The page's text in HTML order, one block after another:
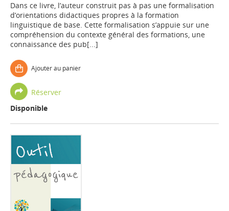
Dans ce livre, l’auteur construit pas à pas une formalisation
d’orientations didactiques propres à la formation
linguistique de base. Cette formalisation s’appuie sur une
compréhension du contexte général des formations, une
connaissance des pub[...]
Ajouter au panier
Réserver
Disponible